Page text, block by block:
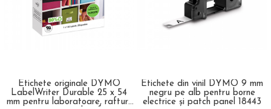
Etichete originale DYMO
LabelWriter Durable 25 x 54
mm pentru laboratoare, rafturi,
Etichete din vinil DYMO 9 mm
negru pe alb pentru borne
electrice și patch panel 18443